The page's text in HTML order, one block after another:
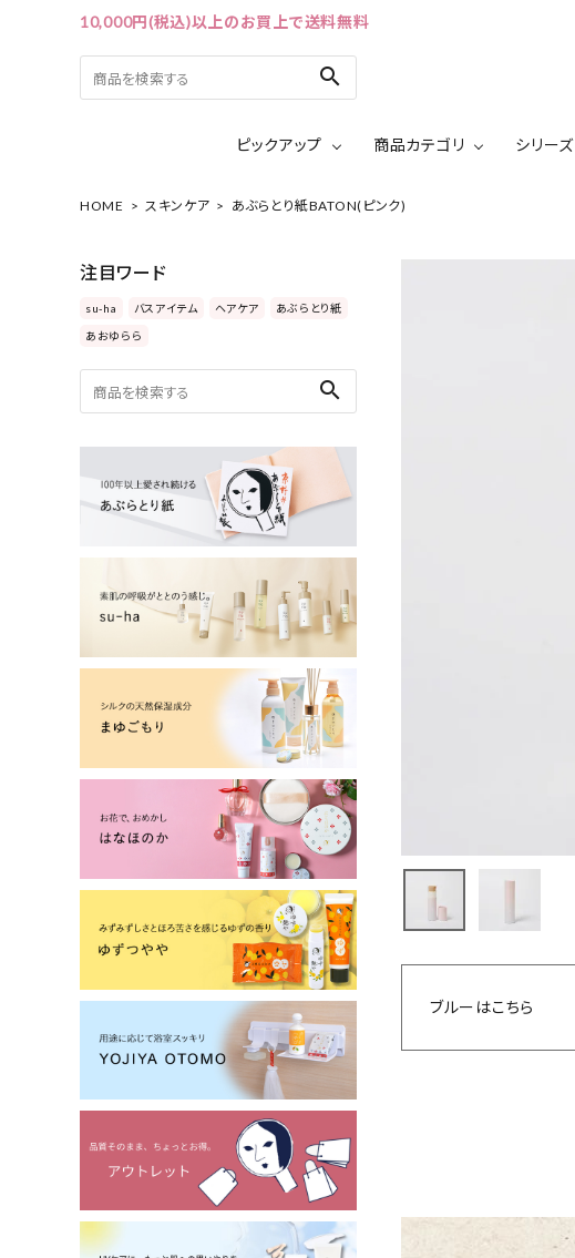
10,000円(税込)以上のお買上で送料無料
search
ピックアップ 商品カテゴリ シリーズ
ACCOUNT MENU
カテゴリーから探す
よーじやについて
お客さま向け窓口(お問い合わせ)
HOME スキンケア あぶらとり紙BATON(ピンク)
注目ワード
su-ha バスアイテム ヘアケア あぶらとり紙
あおゆらら
search
ブルーはこちら